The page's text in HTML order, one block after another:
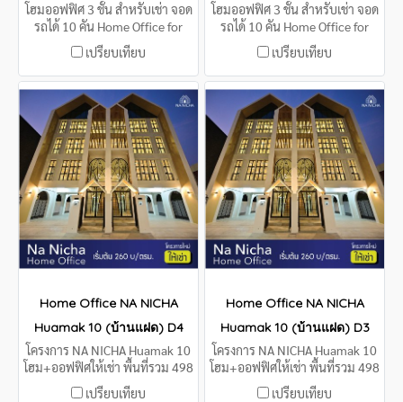
โฮมออฟฟิศ 3 ชั้น สำหรับเช่า จอด
รถได้ 10 คัน Home Office for
rent 735 Sqm, 115 Sq. Wa, 10
car parks
เปรียบเทียบ
โฮมออฟฟิศ 3 ชั้น สำหรับเช่า จอด
รถได้ 10 คัน Home Office for
rent 735 Sqm, 115 Sq. Wa, 10
car parks
เปรียบเทียบ
Home Office NA NICHA
Huamak 10 (บ้านแฝด) D4
โครงการ NA NICHA Huamak 10
โฮม+ออฟฟิศให้เช่า พื้นที่รวม 498
ตรม.
เปรียบเทียบ
Home Office NA NICHA
Huamak 10 (บ้านแฝด) D3
โครงการ NA NICHA Huamak 10
โฮม+ออฟฟิศให้เช่า พื้นที่รวม 498
ตรม.
เปรียบเทียบ